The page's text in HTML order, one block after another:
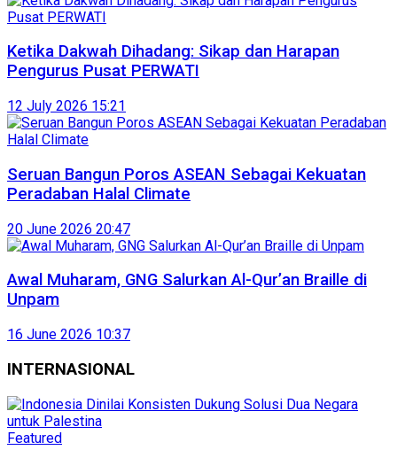
Ketika Dakwah Dihadang: Sikap dan Harapan
Pengurus Pusat PERWATI
12 July 2026 15:21
Seruan Bangun Poros ASEAN Sebagai Kekuatan
Peradaban Halal Climate
20 June 2026 20:47
Awal Muharam, GNG Salurkan Al-Qur’an Braille di
Unpam
16 June 2026 10:37
INTERNASIONAL
Featured